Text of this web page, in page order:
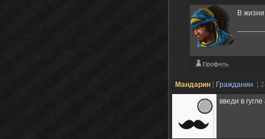
В
Мандарин Гражданин
|
введи в